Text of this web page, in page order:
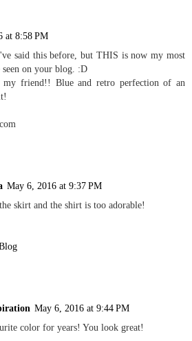
at 8:58 PM
said this before, but THIS is now my most
on your blog. :D
my friend!! Blue and retro perfection of an
May 6, 2016 at 9:37 PM
skirt and the shirt is too adorable!
May 6, 2016 at 9:44 PM
color for years! You look great!